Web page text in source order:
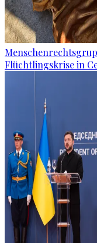
Flüchtlingskrise in